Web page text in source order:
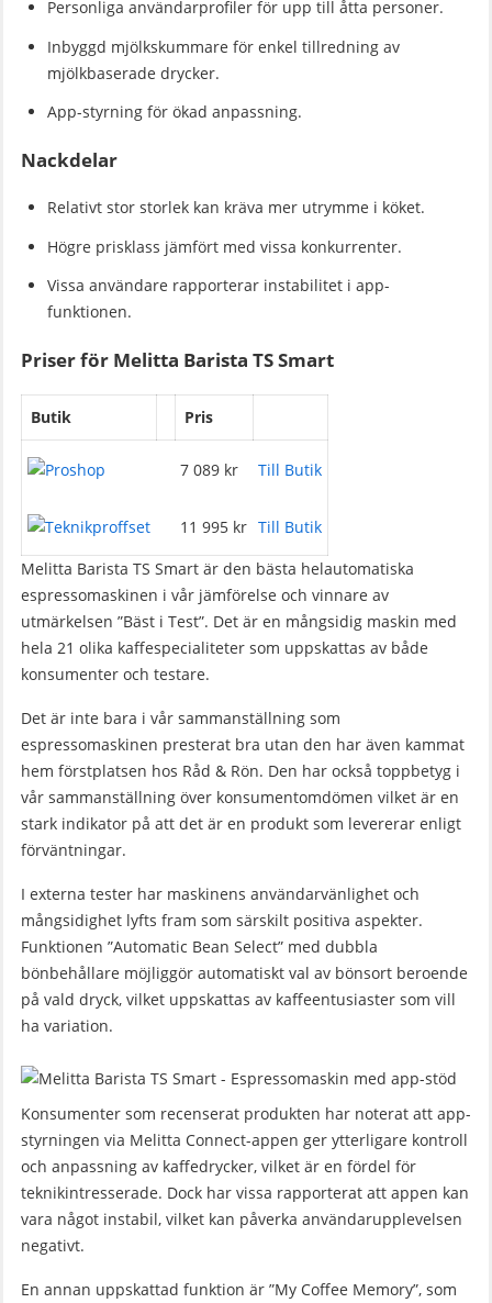
Personliga användarprofiler för upp till åtta personer.
Inbyggd mjölkskummare för enkel tillredning av
mjölkbaserade drycker.
App-styrning för ökad anpassning.
Nackdelar
Relativt stor storlek kan kräva mer utrymme i köket.
Högre prisklass jämfört med vissa konkurrenter.
Vissa användare rapporterar instabilitet i app-
funktionen.
Priser för Melitta Barista TS Smart
Butik Pris
7 089 kr Till Butik
11 995 kr Till Butik
Melitta Barista TS Smart är den bästa helautomatiska
espressomaskinen i vår jämförelse och vinnare av
utmärkelsen ”Bäst i Test”. Det är en mångsidig maskin med
hela 21 olika kaffespecialiteter som uppskattas av både
konsumenter och testare.
Det är inte bara i vår sammanställning som
espressomaskinen presterat bra utan den har även kammat
hem förstplatsen hos Råd & Rön. Den har också toppbetyg i
vår sammanställning över konsumentomdömen vilket är en
stark indikator på att det är en produkt som levererar enligt
förväntningar.
I externa tester har maskinens användarvänlighet och
mångsidighet lyfts fram som särskilt positiva aspekter.
Funktionen ”Automatic Bean Select” med dubbla
bönbehållare möjliggör automatiskt val av bönsort beroende
på vald dryck, vilket uppskattas av kaffeentusiaster som vill
ha variation.
Konsumenter som recenserat produkten har noterat att app-
styrningen via Melitta Connect-appen ger ytterligare kontroll
och anpassning av kaffedrycker, vilket är en fördel för
teknikintresserade. Dock har vissa rapporterat att appen kan
vara något instabil, vilket kan påverka användarupplevelsen
negativt.
En annan uppskattad funktion är ”My Coffee Memory”, som